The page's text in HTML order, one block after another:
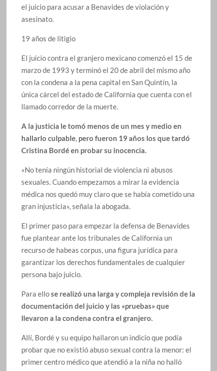
el juicio para acusar a Benavides de violación y
asesinato.
19 años de litigio
El juicio contra el granjero mexicano comenzó el 15 de
marzo de 1993 y terminó el 20 de abril del mismo año
con la condena a la pena capital en San Quintín, la
única cárcel del estado de California que cuenta con el
llamado corredor de la muerte.
A la justicia le tomó menos de un mes y medio en
hallarlo culpable, pero fueron 19 años los que tardó
Cristina Bordé en probar su inocencia.
«No tenía ningún historial de violencia ni abusos
sexuales. Cuando empezamos a mirar la evidencia
médica nos quedó muy claro que se había cometido una
gran injusticia», señala la abogada.
El primer paso para empezar la defensa de Benavides
fue plantear ante los tribunales de California un
recurso de habeas corpus, una figura jurídica para
garantizar los derechos fundamentales de cualquier
persona bajo juicio.
Para ellose realizó una larga y compleja revisión de la
documentación del juicio y las «pruebas» que
llevaron a la condena contra el granjero.
Allí, Bordé y su equipo hallaron un indicio que podía
probar que no existió abuso sexual contra la menor: el
primer centro médico que atendió a la niña no halló